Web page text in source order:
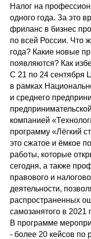
Налог на
одного года. За это
фриланс в бизнес
по всей России. Что
года? Какие новые
появляются? Как
С 21 по 24 сентября
в рамках
и среднего
компанией
программу «Лёгкий
это сжатое и ёмкое
работы, которые
сегодня, а также
правового и
деятельности,
распространенных
самозанятого в 2021
В программе
- более 20 кейсов по